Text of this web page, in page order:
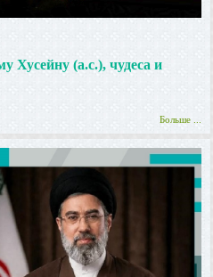
Хусейну (а.с.), чудеса и
Больше ...